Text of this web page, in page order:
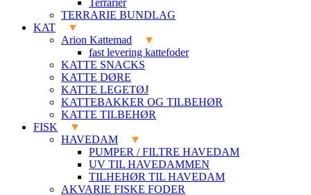
Terrarier
TERRARIE BUNDLAG
KAT
Arion Kattemad
fast levering kattefoder
KATTE SNACKS
KATTE DØRE
KATTE LEGETØJ
KATTEBAKKER OG TILBEHØR
KATTE TILBEHØR
FISK
HAVEDAM
PUMPER / FILTRE HAVEDAM
UV TIL HAVEDAMMEN
TILHEHØR TIL HAVEDAM
AKVARIE FISKE FODER